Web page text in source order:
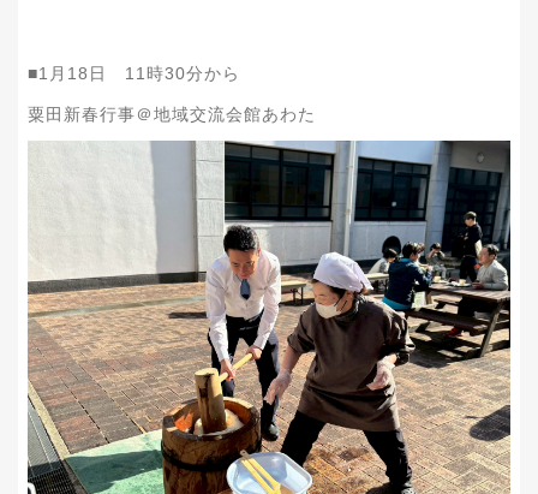
■1月18日 11時30分から
粟田新春行事＠地域交流会館あわた